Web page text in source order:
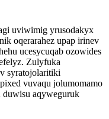
uviwimig yrusodakyx
oqerarahez upap irinev
ucesycuqab ozowides
Zulyfuka
syratojolaritiki
vuvaqu jolumomamo
duwisu aqyweguruk